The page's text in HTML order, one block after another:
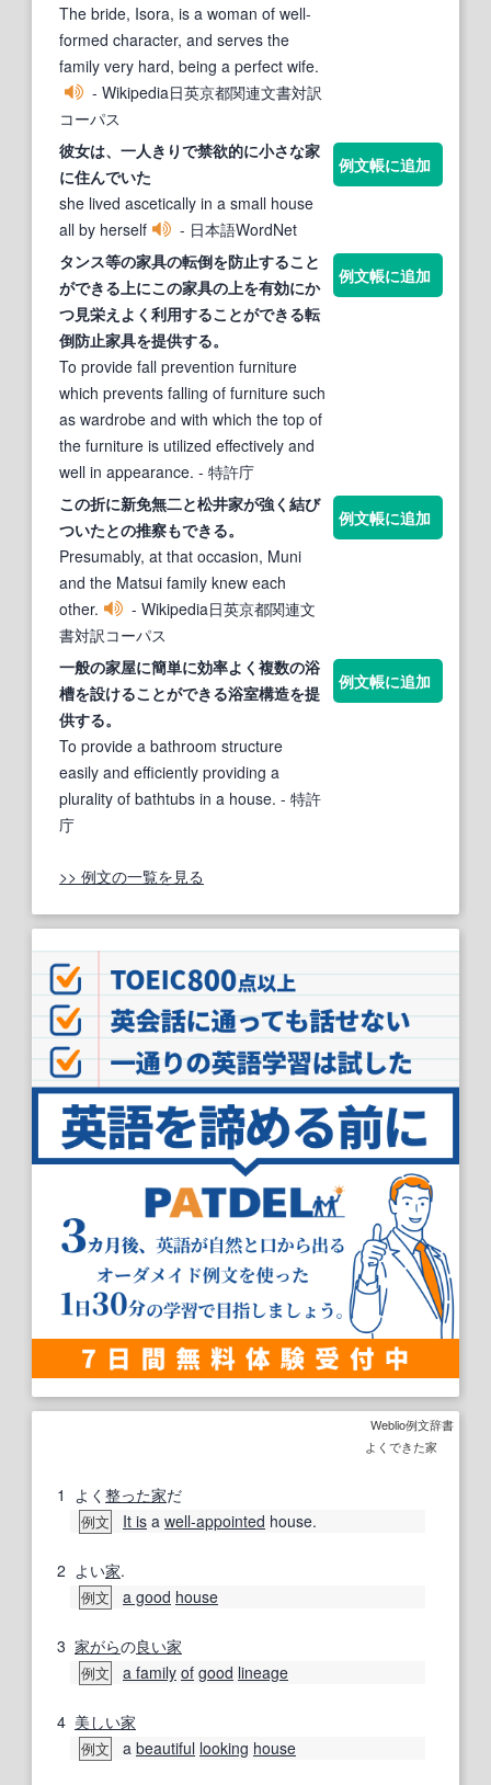
The bride, Isora, is a woman of well-
formed character, and serves the
family very hard, being a perfect wife.
- Wikipedia日英京都関連文書対訳
コーパス
彼女は、一人きりで禁欲的に小さな家
に住んでいた
she lived ascetically in a small house
all by herself
- 日本語WordNet
例文帳に追加
タンス等の家具の転倒を防止すること
ができる上にこの家具の上を有効にか
つ見栄え よく 利用することができる転
倒防止家具を提供する。
To provide fall prevention furniture
which prevents falling of furniture such
as wardrobe and with which the top of
the furniture is utilized effectively and
well in appearance. - 特許庁
例文帳に追加
この折に新免無二と松井家が強く結び
ついたとの推察もできる。
Presumably, at that occasion, Muni
and the Matsui family knew each
other.
- Wikipedia日英京都関連文
書対訳コーパス
例文帳に追加
一般の家屋に簡単に効率よく 複数の浴
槽を設けることができる浴室構造を提
供する。
To provide a bathroom structure
easily and efficiently providing a
plurality of bathtubs in a house. - 特許
庁
例文帳に追加
>> 例文の一覧を見る
Weblio例文辞書
よくできた家
1 よく 整った家だ
例文 It is a well-appointed house.
2 よい家.
例文 a good house
3 家がらの良い家
例文 a family of good lineage
4 美しい家
例文 a beautiful looking house